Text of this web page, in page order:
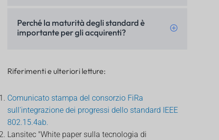
Perché la maturità degli standard è
importante per gli acquirenti?
Riferimenti e ulteriori letture:
Comunicato stampa del consorzio FiRa
sull'integrazione dei progressi dello standard IEEE
802.15.4ab.
Lansitec "White paper sulla tecnologia di